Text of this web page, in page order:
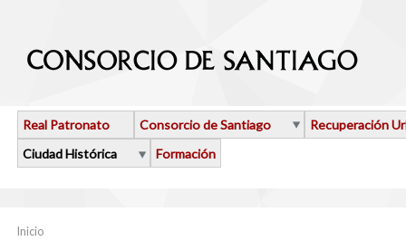
Real Patronato Consorcio de Santiago
Recuperación
Ciudad Histórica
Formación
Se encuentra usted aquí
Inicio